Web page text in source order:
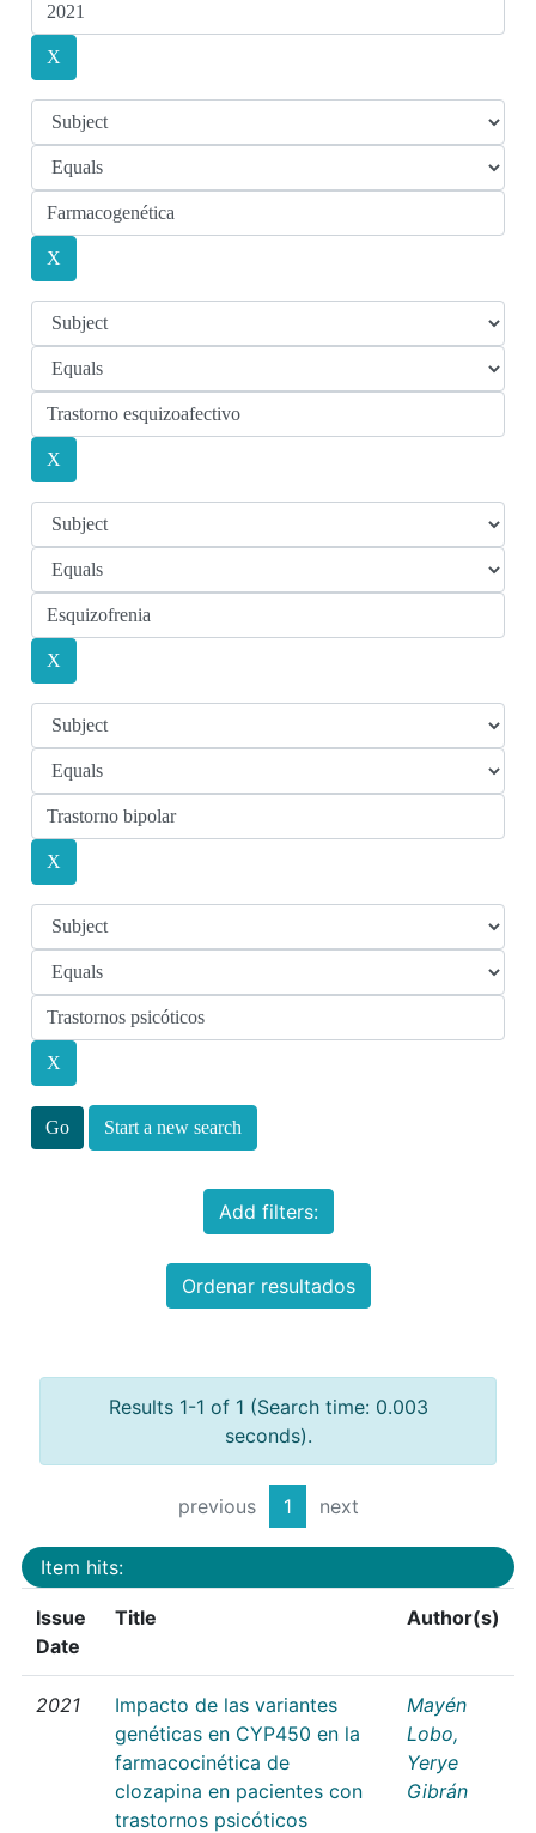
Start a new search
Add filters:
Ordenar resultados
Results 1-1 of 1 (Search time: 0.003
seconds).
previous 1 next
Item hits:
Issue
Date
Title Author(s)
2021
Impacto de las variantes
genéticas en CYP450 en la
farmacocinética de
clozapina en pacientes con
trastornos psicóticos
Mayén
Lobo,
Yerye
Gibrán